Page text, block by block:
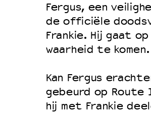
EDUCATIE
Filmprogramma’s
Speciale
Fergus, een
de officiële
Frankie. Hij gaat
waarheid te komen.
Kan Fergus
gebeurd op Route
hij met Frankie